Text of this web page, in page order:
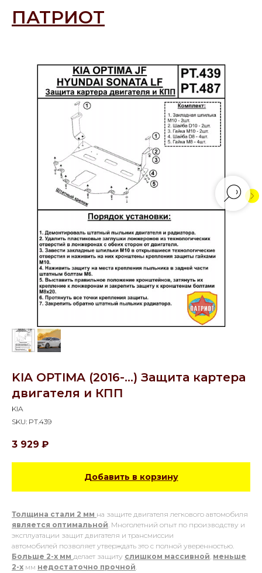
ПАТРИОТ
KIA OPTIMA (2016-...) Защита картера
двигателя и КПП
KIA
SKU: PT.439
3 929 ₽
Добавить в корзину
Толщина стали 2 мм на защите двигателя легкового автомобиля
является оптимальной. Многолетний опыт по производству и
эксплуатации защит двигателя и трансмиссии
автомобилей позволяет утверждать это с полной уверенностью.
Больше 2-х мм делает защиту слишком массивной, меньше
2-х мм недостаточно прочной.